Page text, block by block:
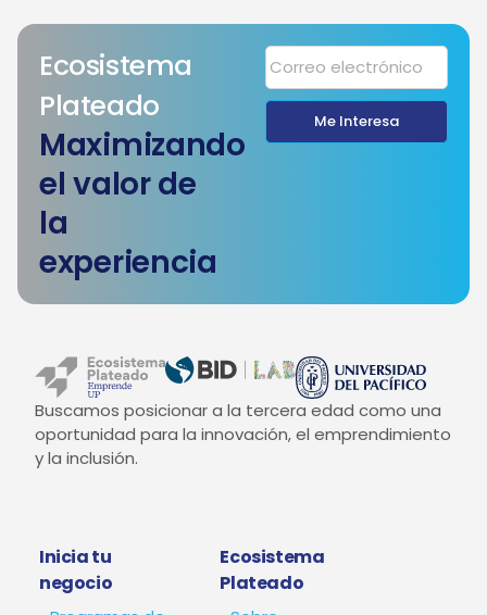
Ecosistema
Plateado
Maximizando
el valor de
la
experiencia
Me Interesa
Buscamos posicionar a la tercera edad como una
oportunidad para la innovación, el emprendimiento
y la inclusión.
Inicia tu
negocio
Ecosistema
Plateado